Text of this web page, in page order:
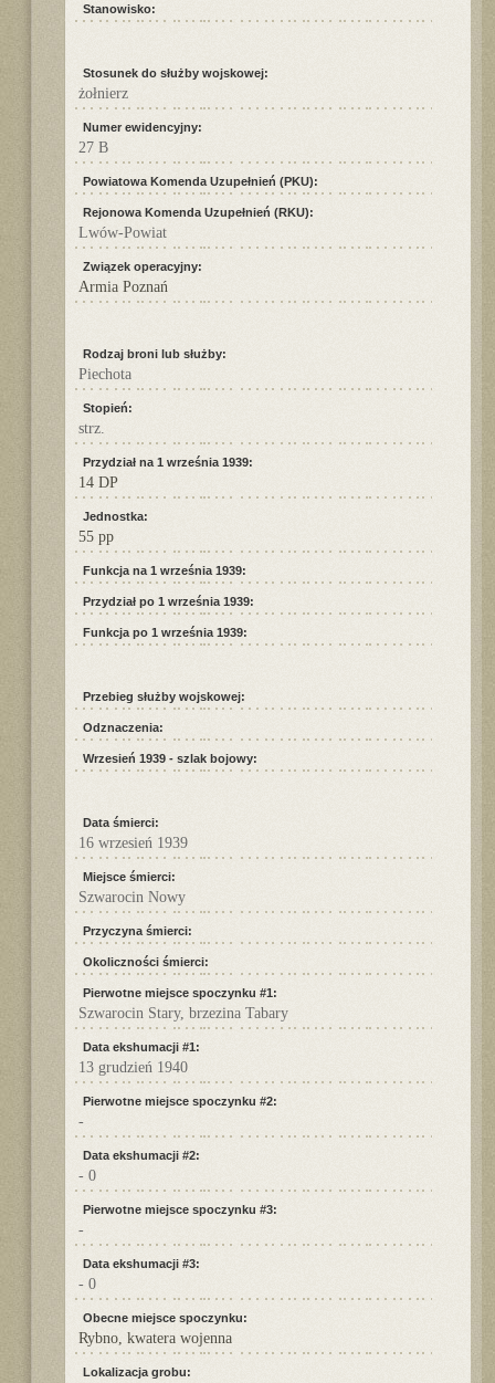
Stanowisko:
Stosunek do służby wojskowej:
żołnierz
Numer ewidencyjny:
27 B
Powiatowa Komenda Uzupełnień (PKU):
Rejonowa Komenda Uzupełnień (RKU):
Lwów-Powiat
Związek operacyjny:
Armia Poznań
Rodzaj broni lub służby:
Piechota
Stopień:
strz.
Przydział na 1 września 1939:
14 DP
Jednostka:
55 pp
Funkcja na 1 września 1939:
Przydział po 1 września 1939:
Funkcja po 1 września 1939:
Przebieg służby wojskowej:
Odznaczenia:
Wrzesień 1939 - szlak bojowy:
Data śmierci:
16 wrzesień 1939
Miejsce śmierci:
Szwarocin Nowy
Przyczyna śmierci:
Okoliczności śmierci:
Pierwotne miejsce spoczynku #1:
Szwarocin Stary, brzezina Tabary
Data ekshumacji #1:
13 grudzień 1940
Pierwotne miejsce spoczynku #2:
-
Data ekshumacji #2:
- 0
Pierwotne miejsce spoczynku #3:
-
Data ekshumacji #3:
- 0
Obecne miejsce spoczynku:
Rybno, kwatera wojenna
Lokalizacja grobu: